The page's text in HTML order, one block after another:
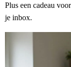
Plus een cadeau
je inbox.